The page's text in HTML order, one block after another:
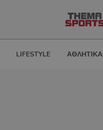
LIFESTYLE ΑΘΛΗΤΙΚΑ